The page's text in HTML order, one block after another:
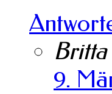
Britta
9.